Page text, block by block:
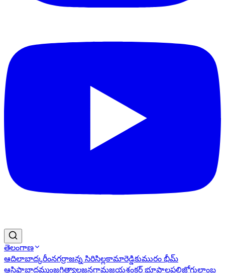
తెలంగాణ
ఆదిలాబాద్కరీంనగర్రాజన్న సిరిసిల్లకామారెడ్డికుమురం భీమ్
ఆసిఫాబాద్ఖమ్మంజగిత్యాలజనగామజయశంకర్ భూపాలపల్లిజోగులాంబ